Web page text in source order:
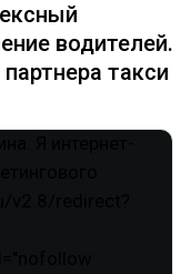
водителей.
такси